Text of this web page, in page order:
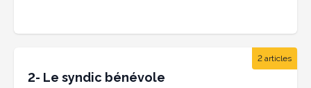
2 articles
2- Le syndic bénévole